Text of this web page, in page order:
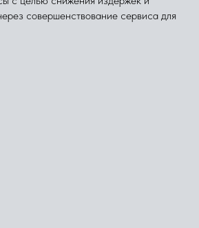
совершенствование сервиса для